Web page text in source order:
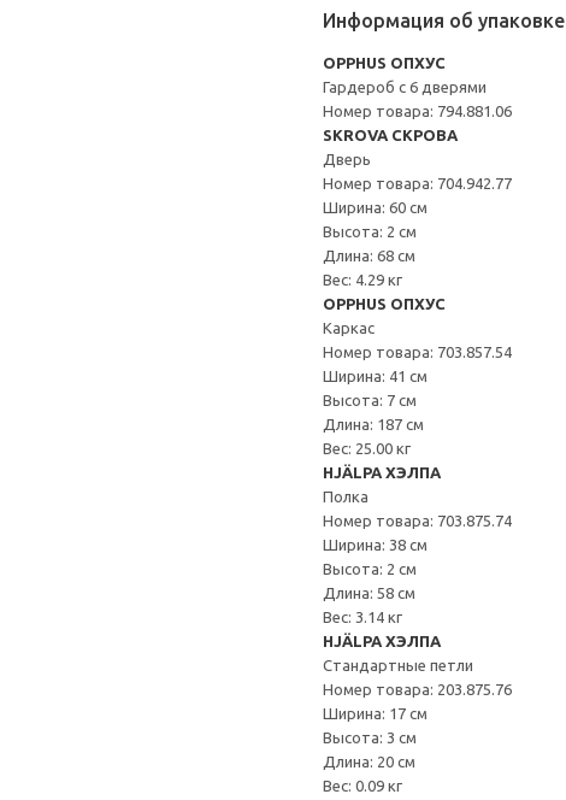
Информация об упаковке
OPPHUS ОПХУС
Гардероб с 6 дверями
Номер товара: 794.881.06
SKROVA СКРОВА
Дверь
Номер товара: 704.942.77
Ширина: 60 см
Высота: 2 см
Длина: 68 см
Вес: 4.29 кг
OPPHUS ОПХУС
Каркас
Номер товара: 703.857.54
Ширина: 41 см
Высота: 7 см
Длина: 187 см
Вес: 25.00 кг
HJÄLPA ХЭЛПА
Полка
Номер товара: 703.875.74
Ширина: 38 см
Высота: 2 см
Длина: 58 см
Вес: 3.14 кг
HJÄLPA ХЭЛПА
Стандартные петли
Номер товара: 203.875.76
Ширина: 17 см
Высота: 3 см
Длина: 20 см
Вес: 0.09 кг